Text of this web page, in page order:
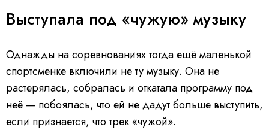
Выступала под «чужую» музыку
Однажды на соревнованиях тогда ещё маленькой
спортсменке включили не ту музыку. Она не
растерялась, собралась и откатала программу под
неё — побоялась, что ей не дадут больше выступить,
если признается, что трек «чужой».